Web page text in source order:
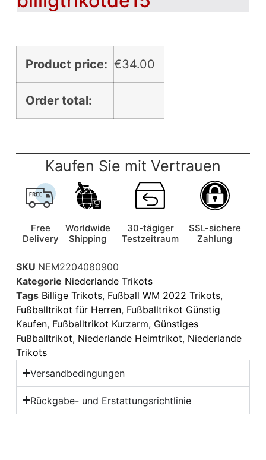
Product price: €34.00
Order total:
Kaufen Sie mit Vertrauen
Free
Delivery
Worldwide
Shipping
30-tägiger
Testzeitraum
SSL-sichere
Zahlung
SKU NEM2204080900
Kategorie Niederlande Trikots
Tags Billige Trikots, Fußball WM 2022 Trikots,
Fußballtrikot für Herren, Fußballtrikot Günstig
Kaufen, Fußballtrikot Kurzarm, Günstiges
Fußballtrikot, Niederlande Heimtrikot, Niederlande
Trikots
Versandbedingungen
Rückgabe- und Erstattungsrichtlinie